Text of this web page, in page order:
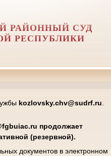
РАЙОННЫЙ СУД
РЕСПУБЛИКИ
kozlovsky.chv@sudrf.ru
продолжает
(резервной).
документов в электронном